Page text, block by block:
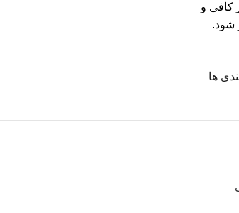
کافی و
شود.
ها